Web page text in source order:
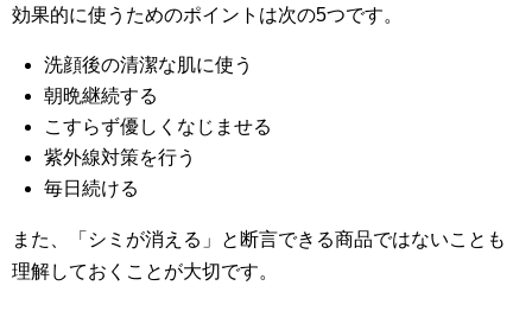
効果的に使うためのポイントは次の5つです。
洗顔後の清潔な肌に使う
朝晩継続する
こすらず優しくなじませる
紫外線対策を行う
毎日続ける
また、「シミが消える」と断言できる商品ではないことも
理解しておくことが大切です。